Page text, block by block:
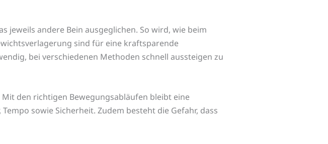
jeweils andere Bein ausgeglichen. So wird, wie beim
sind für eine kraftsparende
bei verschiedenen Methoden schnell aussteigen zu
den richtigen Bewegungsabläufen bleibt eine
sowie Sicherheit. Zudem besteht die Gefahr, dass